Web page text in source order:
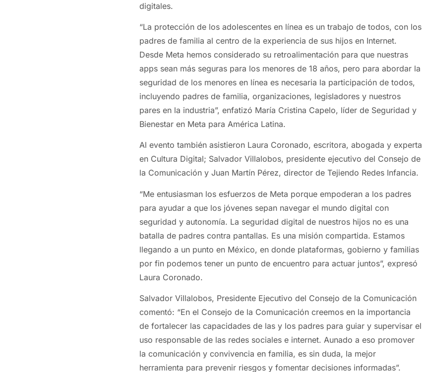
digitales.
“La protección de los adolescentes en línea es un trabajo de todos, con los
padres de familia al centro de la experiencia de sus hijos en Internet.
Desde Meta hemos considerado su retroalimentación para que nuestras
apps sean más seguras para los menores de 18 años, pero para abordar la
seguridad de los menores en línea es necesaria la participación de todos,
incluyendo padres de familia, organizaciones, legisladores y nuestros
pares en la industria”, enfatizó María Cristina Capelo, líder de Seguridad y
Bienestar en Meta para América Latina.
Al evento también asistieron Laura Coronado, escritora, abogada y experta
en Cultura Digital; Salvador Villalobos, presidente ejecutivo del Consejo de
la Comunicación y Juan Martín Pérez, director de Tejiendo Redes Infancia.
“Me entusiasman los esfuerzos de Meta porque empoderan a los padres
para ayudar a que los jóvenes sepan navegar el mundo digital con
seguridad y autonomía. La seguridad digital de nuestros hijos no es una
batalla de padres contra pantallas. Es una misión compartida. Estamos
llegando a un punto en México, en donde plataformas, gobierno y familias
por fin podemos tener un punto de encuentro para actuar juntos”, expresó
Laura Coronado.
Salvador Villalobos, Presidente Ejecutivo del Consejo de la Comunicación
comentó: “En el Consejo de la Comunicación creemos en la importancia
de fortalecer las capacidades de las y los padres para guiar y supervisar el
uso responsable de las redes sociales e internet. Aunado a eso promover
la comunicación y convivencia en familia, es sin duda, la mejor
herramienta para prevenir riesgos y fomentar decisiones informadas”.